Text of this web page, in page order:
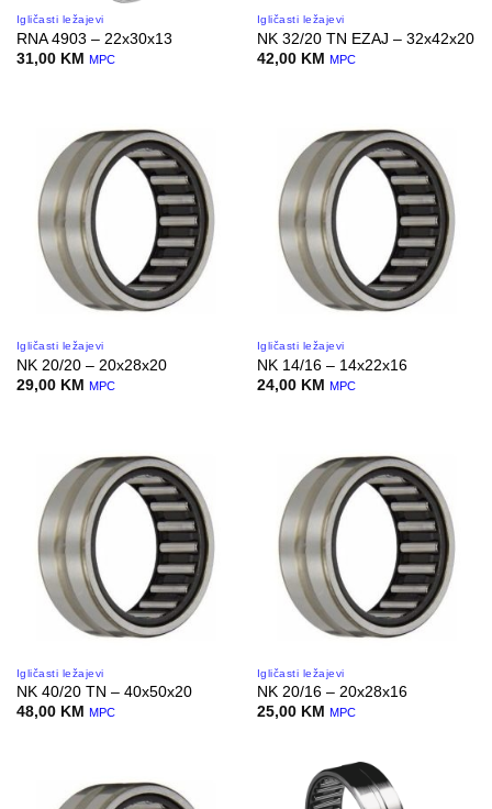
Igličasti ležajevi
RNA 4903 – 22x30x13
31,00 KM MPC
Igličasti ležajevi
NK 32/20 TN EZAJ – 32x42x20
42,00 KM MPC
Igličasti ležajevi
NK 20/20 – 20x28x20
29,00 KM MPC
Igličasti ležajevi
NK 14/16 – 14x22x16
24,00 KM MPC
Igličasti ležajevi
NK 40/20 TN – 40x50x20
48,00 KM MPC
Igličasti ležajevi
NK 20/16 – 20x28x16
25,00 KM MPC